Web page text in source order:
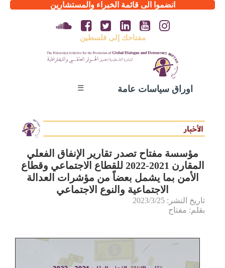
انضموا الى قائمة الخبراء والمستشارين
مفتاحك إلى فلسطين
اوراق سياسات عامة ☰
مؤسسة مفتاح تصدر تقارير الإنفاق الفعلي
المقارن 2021-2022 للقطاع الاجتماعي وقطاع
الأمن بما يشمل بعضاً من مؤشرات العدالة
الاجتماعية والنوع الاجتماعي
تاريخ النشر: 2023/3/25
بقلم: مفتاح